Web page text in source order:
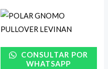
CONSULTAR POR
WHATSAPP